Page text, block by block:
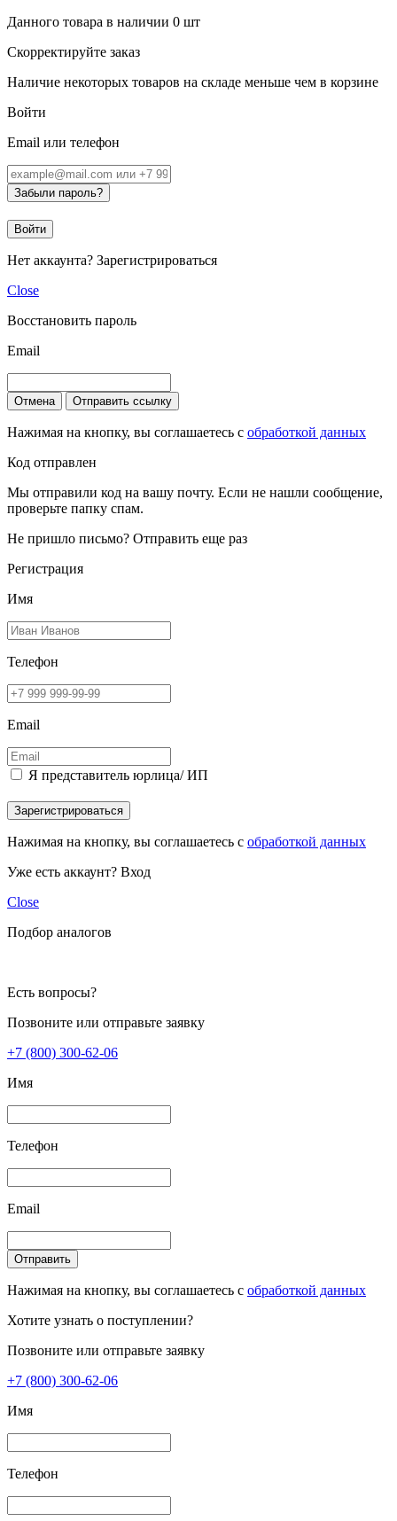
Данного товара в наличии 0 шт
Скорректируйте заказ
Наличие некоторых товаров на складе меньше чем в корзине
Войти
Email или телефон
Забыли пароль?
Войти
Нет аккаунта? Зарегистрироваться
Close
Восстановить пароль
Email
Отмена Отправить ссылку
Нажимая на кнопку, вы соглашаетесь с обработкой данных
Код отправлен
Мы отправили код на вашу почту. Если не нашли сообщение,
проверьте папку спам.
Не пришло письмо? Отправить еще раз
Регистрация
Имя
Телефон
Email
Я представитель юрлица/ ИП
Зарегистрироваться
Нажимая на кнопку, вы соглашаетесь с обработкой данных
Уже есть аккаунт? Вход
Close
Подбор аналогов
Есть вопросы?
Позвоните или отправьте заявку
+7 (800) 300-62-06
Имя
Телефон
Email
Отправить
Нажимая на кнопку, вы соглашаетесь с обработкой данных
Хотите узнать о поступлении?
Позвоните или отправьте заявку
+7 (800) 300-62-06
Имя
Телефон